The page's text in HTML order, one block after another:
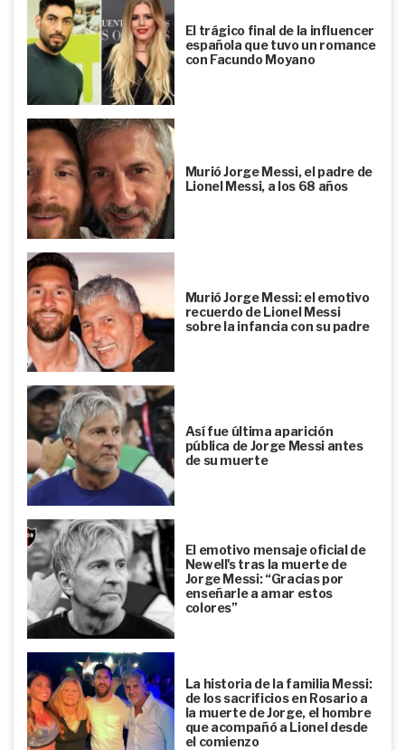
El trágico final de la influencer
española que tuvo un romance
con Facundo Moyano
Murió Jorge Messi, el padre de
Lionel Messi, a los 68 años
Murió Jorge Messi: el emotivo
recuerdo de Lionel Messi
sobre la infancia con su padre
Así fue última aparición
pública de Jorge Messi antes
de su muerte
El emotivo mensaje oficial de
Newell's tras la muerte de
Jorge Messi: “Gracias por
enseñarle a amar estos
colores”
La historia de la familia Messi:
de los sacrificios en Rosario a
la muerte de Jorge, el hombre
que acompañó a Lionel desde
el comienzo